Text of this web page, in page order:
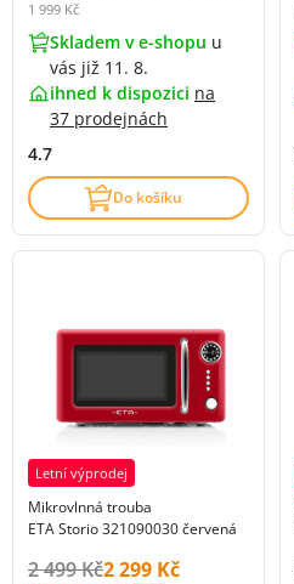
1 999 Kč
Skladem v e-shopu u
vás již 11. 8.
ihned k dispozici na
37 prodejnách
4.7
Do košíku
Letní výprodej
Mikrovlnná trouba
ETA Storio 321090030 červená
Původní cena s DPH:
2 499 KčCena s DPH:
2 299 Kč